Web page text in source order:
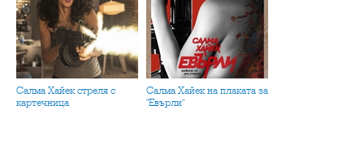
Салма Хайек стреля с
картечница
Салма Хайек на плаката за
"Евърли"